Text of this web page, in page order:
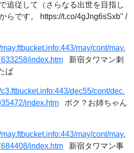
追従して（さらなる出世を目指し
らです。 https://t.co/4gJng6sSxb" /
may.ftbucket.info:443/may/cont/may.
index.htm 新宿タワマン刺
ば
c3.ftbucket.info:443/dec55/cont/dec.
index.htm ボク？お姉ちゃん
may.ftbucket.info:443/may/cont/may.
index.htm 新宿タワマン事